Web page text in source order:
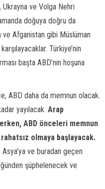
Ukrayna ve Volga Nehri
doğuya doğru da
ve Afganistan gibi Müslüman
Türkiye’nin
başta ABD’nin hoşuna
ABD daha da memnun olacak.
yayılacak. Arap
ABD önceleri memnun
olmaya başlayacak.
ve buradan geçen
şüphelenecek ve